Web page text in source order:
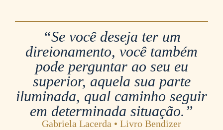
“Se você deseja ter um
direionamento, você também
pode perguntar ao seu eu
superior, aquela sua parte
iluminada, qual caminho seguir
em determinada situação.”
Gabriela Lacerda • Livro Bendizer